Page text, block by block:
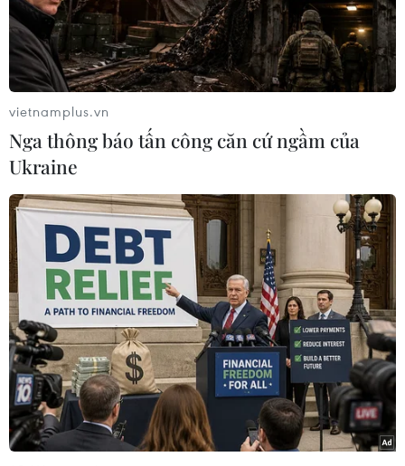
Bức tranh kích thước 50x30cm mang tênStudy
for 'Worn Out'là tác phẩm đầu tay của Van
Gogh, khi ông bắt đầu sự nghiệp hội họa vào
năm 1882.
Tác phẩm vẽ hình ảnh một ông lão trong dáng
vẻ một người lao động lớn tuổi bị kiệt sức, mặc
áo gilê, quần tây và đi ủng, ngồi trên chiếc ghế
gỗ với hai tay ôm đầu đầy mệt mỏi.
Van Gogh vẽ bức tranh này bằng bút chì trên
nền giấy, ký tên "Vincent". Đây là một hiện vật
quý, được lưu giữ trong bộ sưu tập nghệ thuật
đã tồn tại từ hơn 100 năm của một gia tộc Hà
Lan. Bức tranh này chưa từng được trưng bày
công khai trước công chúng.
[Đấu giá những tác phẩm thời kỳ đầu của
danh họa Van Gogh]
vietnamplus.vn
Nga thông báo tấn công căn cứ ngầm của
Ukraine